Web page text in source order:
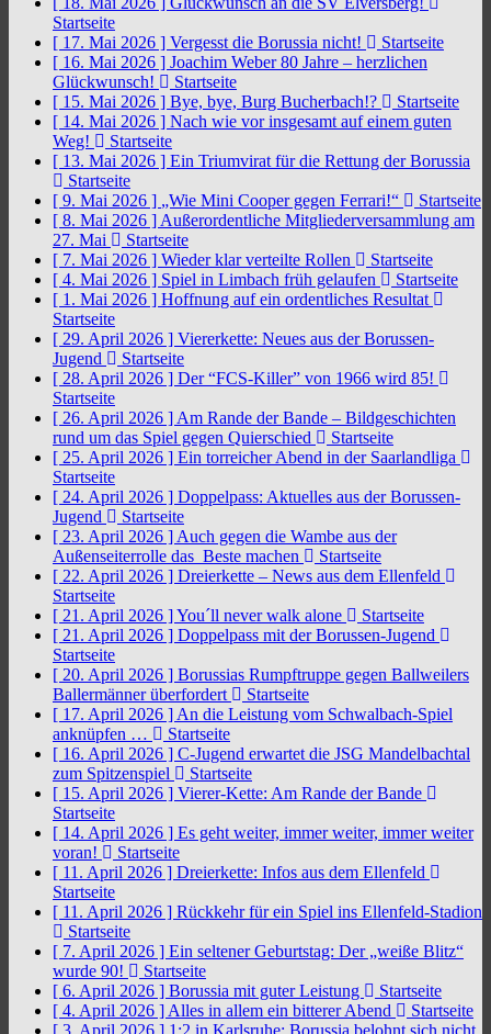
Startseite
[ 17. Mai 2026 ] Vergesst die Borussia nicht!
Startseite
[ 16. Mai 2026 ] Joachim Weber 80 Jahre – herzlichen
Glückwunsch!
Startseite
[ 15. Mai 2026 ] Bye, bye, Burg Bucherbach!?
Startseite
[ 14. Mai 2026 ] Nach wie vor insgesamt auf einem guten
Weg!
Startseite
[ 13. Mai 2026 ] Ein Triumvirat für die Rettung der Borussia
Startseite
[ 9. Mai 2026 ] „Wie Mini Cooper gegen Ferrari!“
Startseite
[ 8. Mai 2026 ] Außerordentliche Mitgliederversammlung am
27. Mai
Startseite
[ 7. Mai 2026 ] Wieder klar verteilte Rollen
Startseite
[ 4. Mai 2026 ] Spiel in Limbach früh gelaufen
Startseite
[ 1. Mai 2026 ] Hoffnung auf ein ordentliches Resultat
Startseite
[ 29. April 2026 ] Viererkette: Neues aus der Borussen-
Jugend
Startseite
[ 28. April 2026 ] Der “FCS-Killer” von 1966 wird 85!
Startseite
[ 26. April 2026 ] Am Rande der Bande – Bildgeschichten
rund um das Spiel gegen Quierschied
Startseite
[ 25. April 2026 ] Ein torreicher Abend in der Saarlandliga
Startseite
[ 24. April 2026 ] Doppelpass: Aktuelles aus der Borussen-
Jugend
Startseite
[ 23. April 2026 ] Auch gegen die Wambe aus der
Außenseiterrolle das Beste machen
Startseite
[ 22. April 2026 ] Dreierkette – News aus dem Ellenfeld
Startseite
[ 21. April 2026 ]You´ll never walk alone
Startseite
[ 21. April 2026 ] Doppelpass mit der Borussen-Jugend
Startseite
[ 20. April 2026 ] Borussias Rumpftruppe gegen Ballweilers
Ballermänner überfordert
Startseite
[ 17. April 2026 ] An die Leistung vom Schwalbach-Spiel
anknüpfen …
Startseite
[ 16. April 2026 ] C-Jugend erwartet die JSG Mandelbachtal
zum Spitzenspiel
Startseite
[ 15. April 2026 ] Vierer-Kette: Am Rande der Bande
Startseite
[ 14. April 2026 ] Es geht weiter, immer weiter, immer weiter
voran!
Startseite
[ 11. April 2026 ] Dreierkette: Infos aus dem Ellenfeld
Startseite
[ 11. April 2026 ] Rückkehr für ein Spiel ins Ellenfeld-Stadion
Startseite
[ 7. April 2026 ] Ein seltener Geburtstag: Der „weiße Blitz“
wurde 90!
Startseite
[ 6. April 2026 ] Borussia mit guter Leistung
Startseite
[ 4. April 2026 ] Alles in allem ein bitterer Abend
Startseite
[ 3. April 2026 ] 1:2 in Karlsruhe: Borussia belohnt sich nicht